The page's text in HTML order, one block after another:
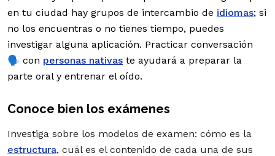
en tu ciudad hay grupos de intercambio de idiomas; si
no los encuentras o no tienes tiempo, puedes
investigar alguna aplicación. Practicar conversación
🗣️ con personas nativas te ayudará a preparar la
parte oral y entrenar el oído.
Conoce bien los exámenes
Investiga sobre los modelos de examen: cómo es la
estructura, cuál es el contenido de cada una de sus